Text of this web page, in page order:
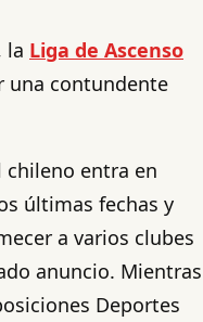
la Liga de Ascenso
una contundente
chileno entra en
últimas fechas y
a varios clubes
anuncio. Mientras
Deportes